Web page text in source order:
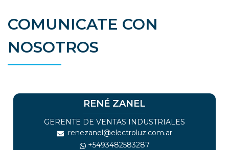
COMUNICATE CON
NOSOTROS
RENÉ ZANEL
GERENTE DE VENTAS INDUSTRIALES
renezanel@electroluz.com.ar
+5493482583287